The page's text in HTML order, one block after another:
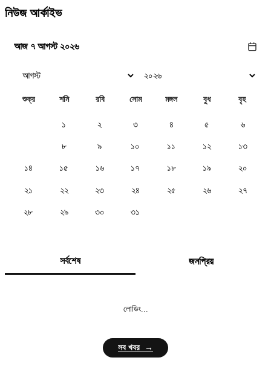
নিউজ আর্কাইভ
আজ ৭ আগস্ট ২০২৬
শুক্র শনি রবি সোম মঙ্গল বুধ বৃহ
১ ২ ৩ ৪ ৫ ৬
৮ ৯ ১০ ১১ ১২ ১৩
১৪ ১৫ ১৬ ১৭ ১৮ ১৯ ২০
২১ ২২ ২৩ ২৪ ২৫ ২৬ ২৭
২৮ ২৯ ৩০ ৩১
সর্বশেষ জনপ্রিয়
লোডিং...
সব খবর →